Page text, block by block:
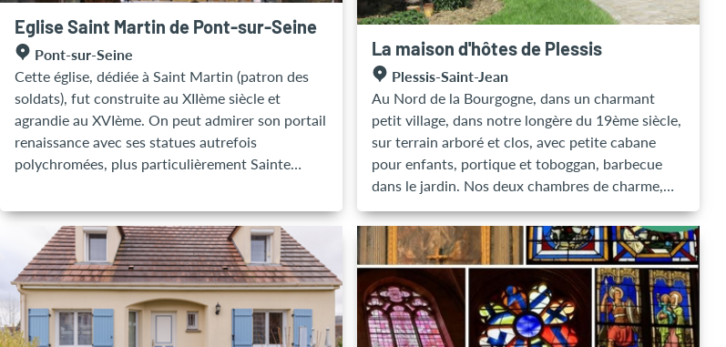
communes du Nogentais.
Eglise Saint Martin de Pont-sur-Seine
Pont-sur-Seine
Cette église, dédiée à Saint Martin (patron des
soldats), fut construite au XIIème siècle et
agrandie au XVIème. On peut admirer son portail
renaissance avec ses statues autrefois
polychromées, plus particulièrement Sainte
ce qui fait d'elle un ensemble exceptionnel, c'est
son décor intérieur... En 1630, Bouthillier de
Chavigny et sa femme, Marie de Bragelogne,
seigneurs de Pont, confièrent la réalisation du
décor de l'église à leur ami Philippe de
Champaigne. Celui-ci fit exécuter par un élève de
Simon Vouet, Eustache Lesueur, encore tout
La maison d'hôtes de Plessis
Plessis-Saint-Jean
Au Nord de la Bourgogne, dans un charmant
petit village, dans notre longère du 19ème siècle,
sur terrain arboré et clos, avec petite cabane
pour enfants, portique et toboggan, barbecue
dans le jardin. Nos deux chambres de charme,
ont une capacité chacune de 2 personnes, avec
lit de 140, elles sont à l'étage, une avec salle de
bains contiguë et l'autre plus petite, avec salle
d'eau et W.C privatifs. Idéal pour une famille,
mais ne communiquent pas Loggia-bibliothèque
qui vous conduit à vos chambres. Petits
déjeuners servis dans séjour avec kitchenette